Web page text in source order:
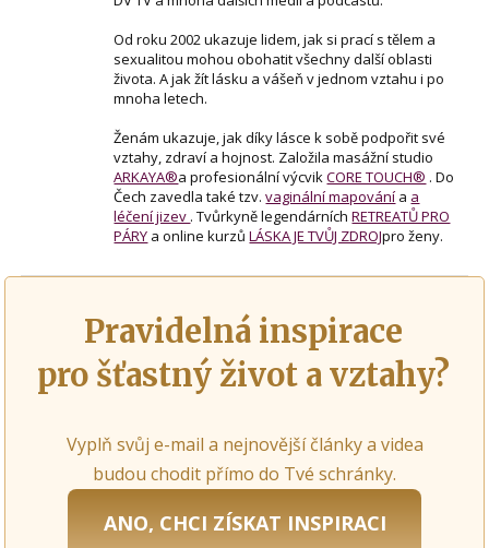
Od roku 2002 ukazuje lidem, jak si prací s tělem a
sexualitou mohou obohatit všechny další oblasti
života. A jak žít lásku a vášeň v jednom vztahu i po
mnoha letech.
Ženám ukazuje, jak díky lásce k sobě podpořit své
vztahy, zdraví a hojnost. Založila masážní studio
ARKAYA®a profesionální výcvikCORE TOUCH® . Do
Čech zavedla také tzv.vaginální mapování a a
léčení jizev . Tvůrkyně legendárníchRETREATŮ PRO
PÁRY a online kurzůLÁSKA JE TVŮJ ZDROJpro ženy.
Pravidelná inspirace
pro šťastný život a vztahy?
Vyplň svůj e-mail a nejnovější články a videa
budou chodit přímo do Tvé schránky.
ANO, CHCI ZÍSKAT INSPIRACI